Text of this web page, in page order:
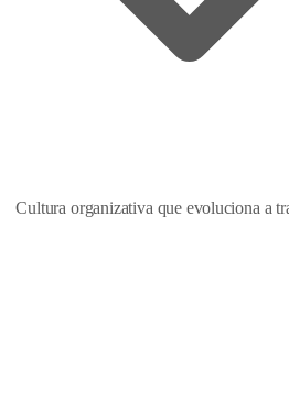
Cultura organizativa que evoluciona a